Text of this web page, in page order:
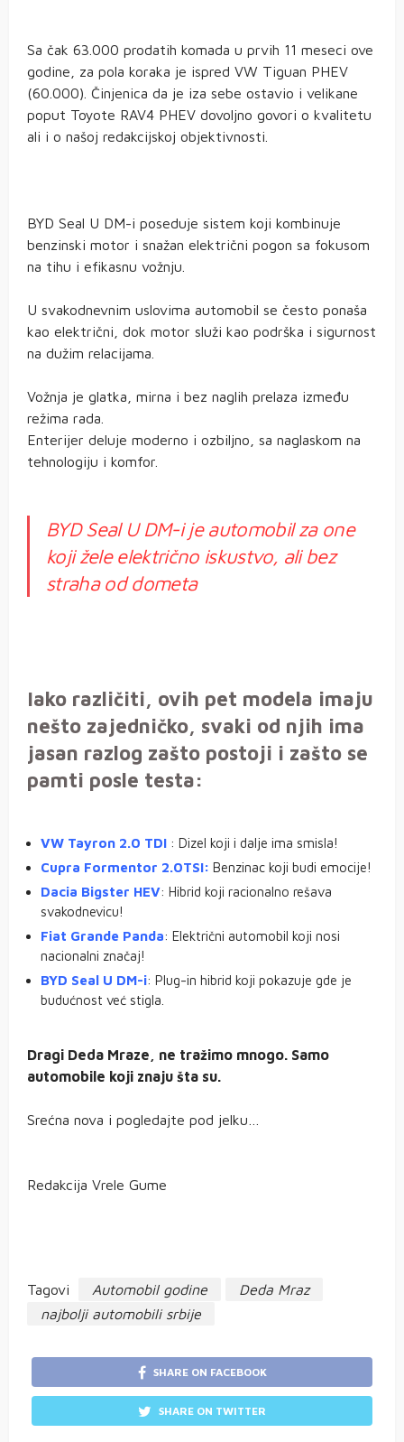
Sa čak 63.000 prodatih komada u prvih 11 meseci ove
godine, za pola koraka je ispred VW Tiguan PHEV
(60.000). Činjenica da je iza sebe ostavio i velikane
poput Toyote RAV4 PHEV dovoljno govori o kvalitetu
ali i o našoj redakcijskoj objektivnosti.
BYD Seal U DM-i poseduje sistem koji kombinuje
benzinski motor i snažan električni pogon sa fokusom
na tihu i efikasnu vožnju.
U svakodnevnim uslovima automobil se često ponaša
kao električni, dok motor služi kao podrška i sigurnost
na dužim relacijama.
Vožnja je glatka, mirna i bez naglih prelaza između
režima rada.
Enterijer deluje moderno i ozbiljno, sa naglaskom na
tehnologiju i komfor.
BYD Seal U DM-i je automobil za one
koji žele električno iskustvo, ali bez
straha od dometa
Iako različiti, ovih pet modela imaju
nešto zajedničko, svaki od njih ima
jasan razlog zašto postoji i zašto se
pamti posle testa:
VW Tayron 2.0 TDI : Dizel koji i dalje ima smisla!
Cupra Formentor 2.0TSI: Benzinac koji budi emocije!
Dacia Bigster HEV: Hibrid koji racionalno rešava
svakodnevicu!
Fiat Grande Panda: Električni automobil koji nosi
nacionalni značaj!
BYD Seal U DM-i: Plug-in hibrid koji pokazuje gde je
budućnost već stigla.
Dragi Deda Mraze, ne tražimo mnogo. Samo
automobile koji znaju šta su.
Srećna nova i pogledajte pod jelku…
Redakcija Vrele Gume
Tagovi Automobil godine
Deda Mraz
najbolji automobili srbije
SHARE ON FACEBOOK
SHARE ON TWITTER